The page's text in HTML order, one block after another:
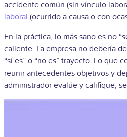
accidente común (sin vínculo
laboral (ocurrido a causa o con
En la práctica, lo más sano es no
caliente. La empresa no debería
“sí es” o “no es” trayecto. Lo que
reunir antecedentes objetivos y
administrador evalúe y califique,